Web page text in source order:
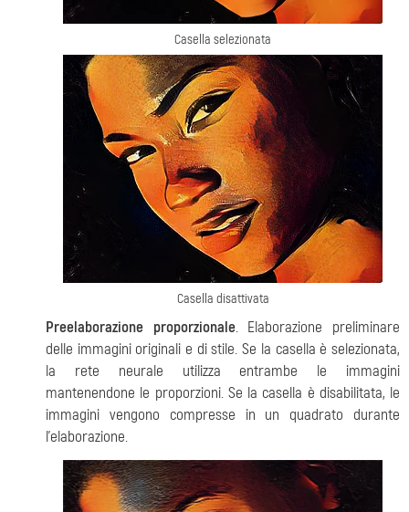
Casella selezionata
Casella disattivata
Preelaborazione proporzionale. Elaborazione preliminare
delle immagini originali e di stile. Se la casella è selezionata,
la rete neurale utilizza entrambe le immagini
mantenendone le proporzioni. Se la casella è disabilitata, le
immagini vengono compresse in un quadrato durante
l'elaborazione.